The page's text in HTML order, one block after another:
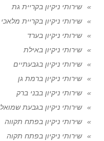
שירותי ניקיון בקריית גת
שירותי ניקיון בקריית מלאכי
שירותי ניקיון בערד
שירותי ניקיון באילת
שירותי ניקיון בגבעתיים
שירותי ניקיון ברמת גן
שירותי ניקיון בבני ברק
שירותי ניקיון בגבעת שמואל
שירותי ניקיון בפתח תקווה
שירותי ניקיון בפתח תקוה